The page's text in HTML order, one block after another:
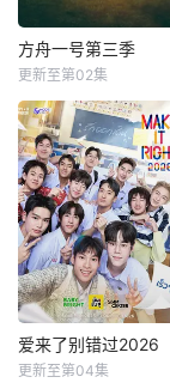
方舟一号第三季
更新至第02集
爱来了别错过2026
更新至第04集